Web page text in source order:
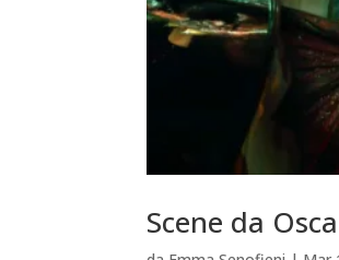
Scene da